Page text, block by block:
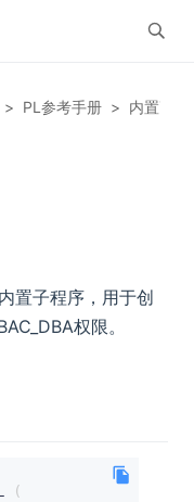
> PL参考手册 > 内置高级
置子程序，用于创
权限。
(